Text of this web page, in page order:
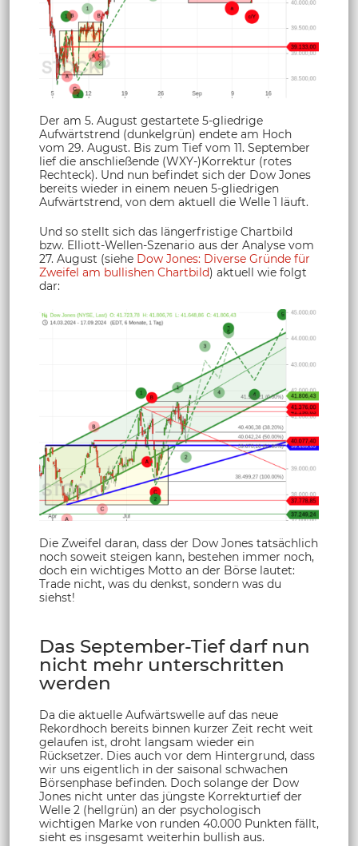
Der am 5. August gestartete 5-gliedrige
Aufwärtstrend (dunkelgrün) endete am Hoch
vom 29. August. Bis zum Tief vom 11. September
lief die anschließende (WXY-)Korrektur (rotes
Rechteck). Und nun befindet sich der Dow Jones
bereits wieder in einem neuen 5-gliedrigen
Aufwärtstrend, von dem aktuell die Welle 1 läuft.
Und so stellt sich das längerfristige Chartbild
bzw. Elliott-Wellen-Szenario aus der Analyse vom
27. August (siehe Dow Jones: Diverse Gründe für
Zweifel am bullishen Chartbild) aktuell wie folgt
dar:
Die Zweifel daran, dass der Dow Jones tatsächlich
noch soweit steigen kann, bestehen immer noch,
doch ein wichtiges Motto an der Börse lautet:
Trade nicht, was du denkst, sondern was du
siehst!
Das September-Tief darf nun
nicht mehr unterschritten
werden
Da die aktuelle Aufwärtswelle auf das neue
Rekordhoch bereits binnen kurzer Zeit recht weit
gelaufen ist, droht langsam wieder ein
Rücksetzer. Dies auch vor dem Hintergrund, dass
wir uns eigentlich in der saisonal schwachen
Börsenphase befinden. Doch solange der Dow
Jones nicht unter das jüngste Korrekturtief der
Welle 2 (hellgrün) an der psychologisch
wichtigen Marke von runden 40.000 Punkten fällt,
sieht es insgesamt weiterhin bullish aus.